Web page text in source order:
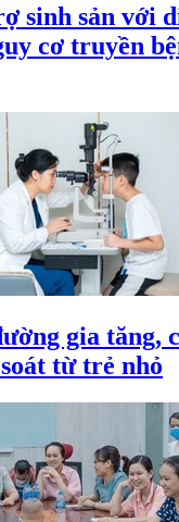
sinh sản với
cơ truyền
gia tăng,
từ trẻ nhỏ